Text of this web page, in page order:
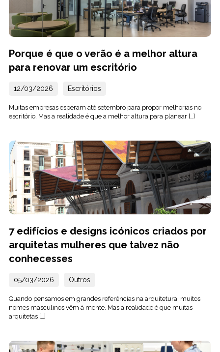
Porque é que o verão é a melhor altura
para renovar um escritório
12/03/2026 Escritórios
Muitas empresas esperam até setembro para propor melhorias no
escritório. Mas a realidade é que a melhor altura para planear […]
7 edifícios e designs icónicos criados por
arquitetas mulheres que talvez não
conhecesses
05/03/2026 Outros
Quando pensamos em grandes referências na arquitetura, muitos
nomes masculinos vêm à mente. Mas a realidade é que muitas
arquitetas […]